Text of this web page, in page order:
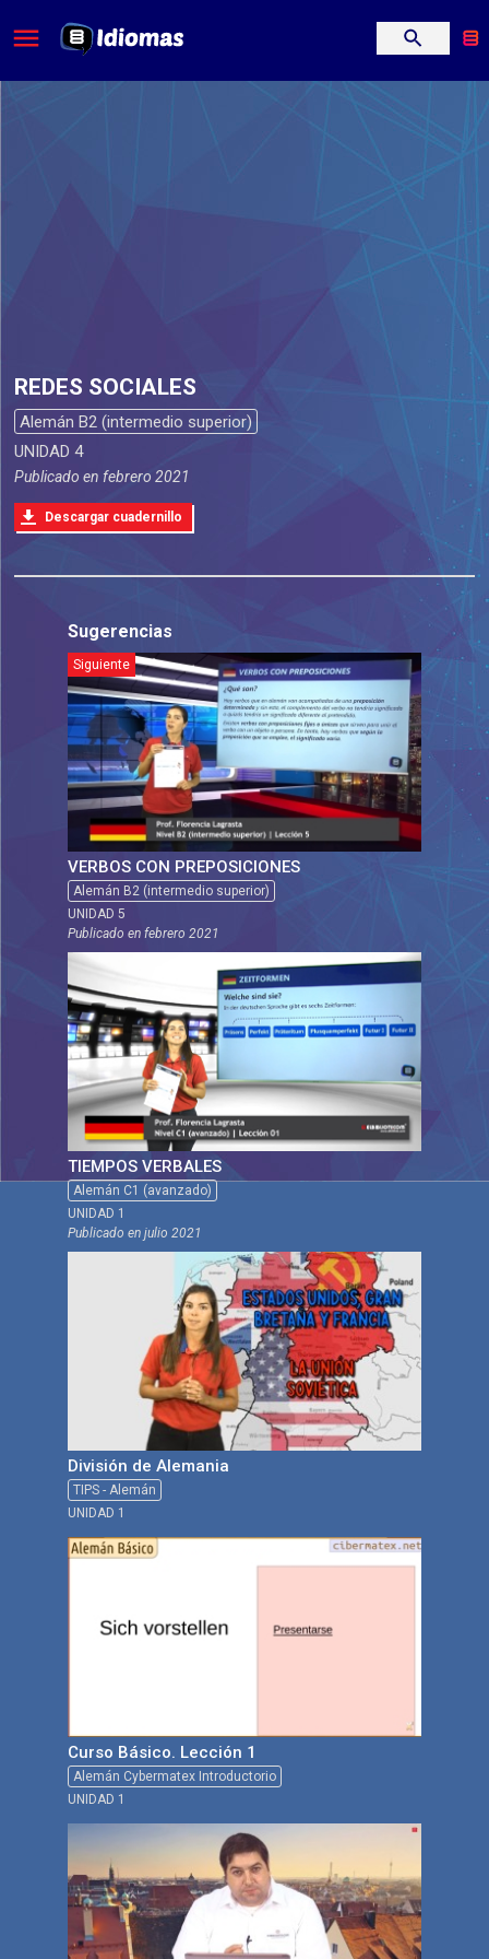
REDES SOCIALES
Alemán B2 (intermedio superior)
UNIDAD 4
Publicado en febrero 2021
Descargar cuadernillo
Sugerencias
Siguiente
VERBOS CON PREPOSICIONES
Alemán B2 (intermedio superior)
UNIDAD 5
Publicado enfebrero 2021
TIEMPOS VERBALES
Alemán C1 (avanzado)
UNIDAD 1
Publicado enjulio 2021
División de Alemania
TIPS - Alemán
UNIDAD 1
Curso Básico. Lección 1
Alemán Cybermatex Introductorio
UNIDAD 1